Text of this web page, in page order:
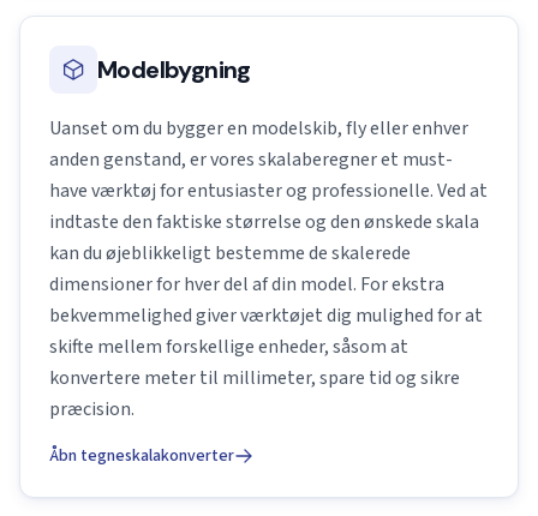
Modelbygning
Uanset om du bygger en modelskib, fly eller enhver
anden genstand, er vores skalaberegner et must-
have værktøj for entusiaster og professionelle. Ved at
indtaste den faktiske størrelse og den ønskede skala
kan du øjeblikkeligt bestemme de skalerede
dimensioner for hver del af din model. For ekstra
bekvemmelighed giver værktøjet dig mulighed for at
skifte mellem forskellige enheder, såsom at
konvertere meter til millimeter, spare tid og sikre
præcision.
Åbn tegneskalakonverter